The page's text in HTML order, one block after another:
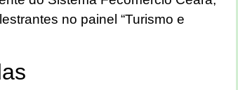
no painel “Turismo e